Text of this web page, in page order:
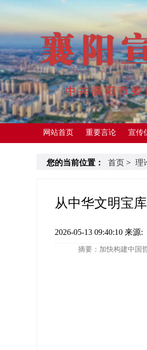
网站首页 重要言论 宣传
您的当前位置： 首页 > 理
从中华文明宝
2026-05-13 09:40:10 来源:​
摘要：加快构建中国